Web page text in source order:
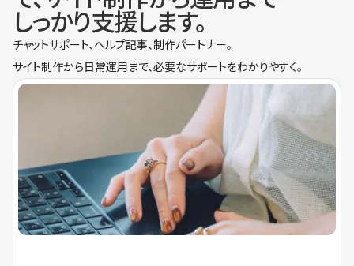
しっかり支援します。
チャットサポート、ヘルプ記事、制作パートナー。
サイト制作から日常運用まで、必要なサポートをわかりやすく。